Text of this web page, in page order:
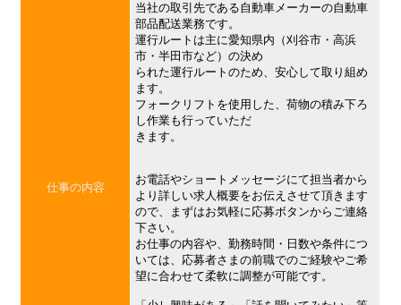
仕事の内容
当社の取引先である自動車メーカーの自動車
部品配送業務です。
運行ルートは主に愛知県内（刈谷市・高浜
市・半田市など）の決め
られた運行ルートのため、安心して取り組め
ます。
フォークリフトを使用した、荷物の積み下ろ
し作業も行っていただ
きます。
お電話やショートメッセージにて担当者から
より詳しい求人概要をお伝えさせて頂きます
ので、まずはお気軽に応募ボタンからご連絡
下さい。
お仕事の内容や、勤務時間・日数や条件につ
いては、応募者さまの前職でのご経験やご希
望に合わせて柔軟に調整が可能です。